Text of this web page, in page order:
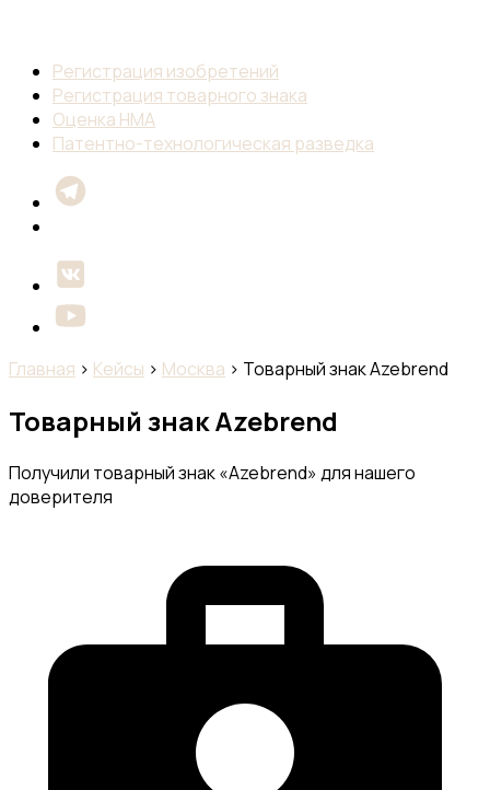
Регистрация изобретений
Регистрация товарного знака
Оценка НМА
Патентно-технологическая разведка
Главная › Кейсы › Москва › Товарный знак Azebrend
Товарный знак Azebrend
Получили товарный знак «Azebrend» для нашего
доверителя